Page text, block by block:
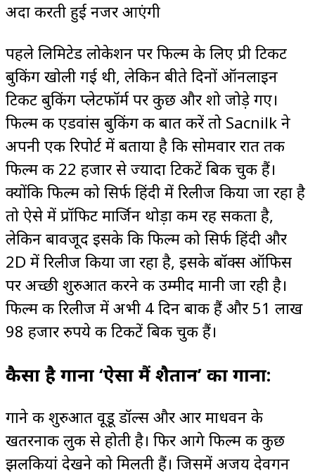
अदा करती हुई नजर आएंगी
पहले लिमिटेड लोकेशन पर फिल्म के लिए प्री टिकट
बुकिंग खोली गई थी, लेकिन बीते दिनों ऑनलाइन
टिकट बुकिंग प्लेटफॉर्म पर कुछ और शो जोड़े गए।
फिल्म की एडवांस बुकिंग की बात करें तो Sacnilk ने
अपनी एक रिपोर्ट में बताया है कि सोमवार रात तक
फिल्म की 22 हजार से ज्यादा टिकटें बिक चुकी हैं।
क्योंकि फिल्म को सिर्फ हिंदी में रिलीज किया जा रहा है
तो ऐसे में प्रॉफिट मार्जिन थोड़ा कम रह सकता है,
लेकिन बावजूद इसके कि फिल्म को सिर्फ हिंदी और
2D में रिलीज किया जा रहा है, इसके बॉक्स ऑफिस
पर अच्छी शुरुआत करने की उम्मीद मानी जा रही है।
फिल्म की रिलीज में अभी 4 दिन बाकी हैं और 51 लाख
98 हजार रुपये की टिकटें बिक चुकी हैं।
कैसा है गाना ‘ऐसा मैं शैतान’ का गाना:
गाने की शुरुआत वूडू डॉल्स और आर माधवन के
खतरनाक लुक से होती है। फिर आगे फिल्म की कुछ
झलकियां देखने को मिलती हैं। जिसमें अजय देवगन